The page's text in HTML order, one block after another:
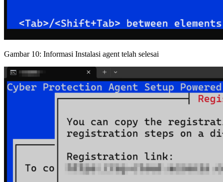
Gambar 10: Informasi Instalasi agent telah selesai